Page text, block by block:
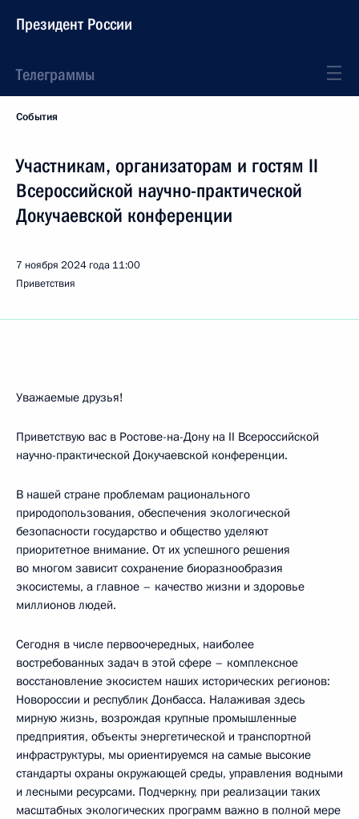
Президент России
Телеграммы
События
Участникам, организаторам и гостям II
Всероссийской научно-практической
Докучаевской конференции
7 ноября 2024 года 11:00
Приветствия
Уважаемые друзья!
Приветствую вас в Ростове-на-Дону на II Всероссийской
научно-практической Докучаевской конференции.
В нашей стране проблемам рационального
природопользования, обеспечения экологической
безопасности государство и общество уделяют
приоритетное внимание. От их успешного решения
во многом зависит сохранение биоразнообразия
экосистемы, а главное – качество жизни и здоровье
миллионов людей.
Сегодня в числе первоочередных, наиболее
востребованных задач в этой сфере – комплексное
восстановление экосистем наших исторических регионов:
Новороссии и республик Донбасса. Налаживая здесь
мирную жизнь, возрождая крупные промышленные
предприятия, объекты энергетической и транспортной
инфраструктуры, мы ориентируемся на самые высокие
стандарты охраны окружающей среды, управления водными
и лесными ресурсами. Подчеркну, при реализации таких
масштабных экологических программ важно в полной мере